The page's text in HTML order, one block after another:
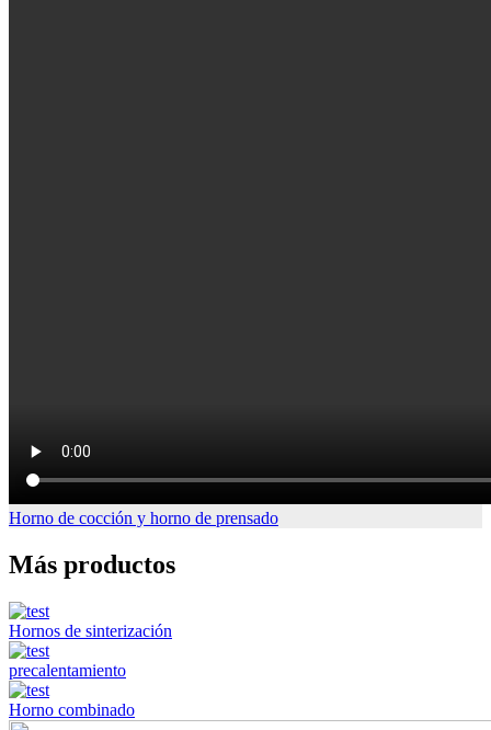
Horno de cocción y horno de prensado
Más productos
Hornos de sinterización
precalentamiento
Horno combinado